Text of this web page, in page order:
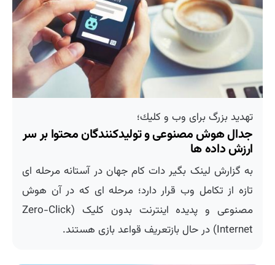
تهدید بزرگ برای وب و كلیك؛
جدال هوش مصنوعی و تولیدکنندگان محتوا بر سر
ارزش داده ها
به گزارش لینک بگیر دات کام جهان در آستانه مرحله ای
تازه از تکامل وب قرار دارد؛ مرحله ای که در آن هوش
مصنوعی و پدیده اینترنت بدون کلیک (Zero-Click
Internet) در حال بازتعریف قواعد بازی هستند.